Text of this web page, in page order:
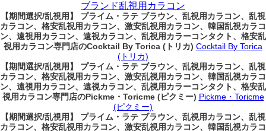
ブランド乱視用カラコン
【期間選択/乱視用】 プライム・ラテ ブラウン、乱視用カラコン、乱視
カラコン、格安乱視用カラコン、激安乱視用カラコン、韓国乱視カラコ
ン、遠視用カラコン、遠視カラコン、乱視用カラーコンタクト、格安乱
視用カラコン専門店のCocktail By Torica (トリカ) Cocktail By Torica
(トリカ)
【期間選択/乱視用】 プライム・ラテ ブラウン、乱視用カラコン、乱視
カラコン、格安乱視用カラコン、激安乱視用カラコン、韓国乱視カラコ
ン、遠視用カラコン、遠視カラコン、乱視用カラーコンタクト、格安乱
視用カラコン専門店のPickme・Toricme (ピクミー) Pickme・Toricme
(ピクミー)
【期間選択/乱視用】 プライム・ラテ ブラウン、乱視用カラコン、乱視
カラコン、格安乱視用カラコン、激安乱視用カラコン、韓国乱視カラコ